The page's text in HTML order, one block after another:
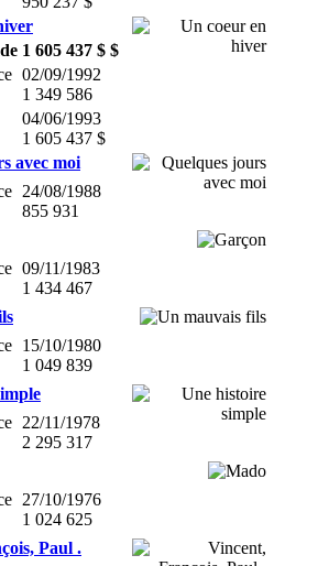
1 605 437 $ $
02/09/1992
1 349 586
04/06/1993
1 605 437 $
avec moi
24/08/1988
855 931
09/11/1983
1 434 467
15/10/1980
1 049 839
22/11/1978
2 295 317
27/10/1976
1 024 625
Paul .